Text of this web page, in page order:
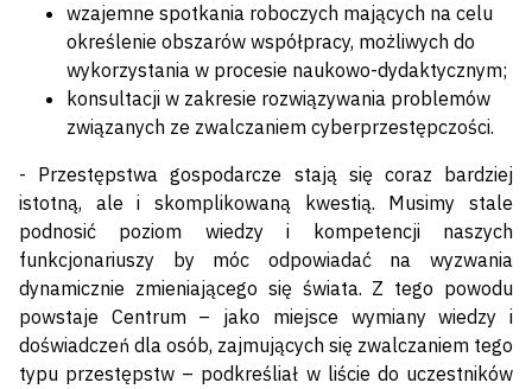
wzajemne spotkania roboczych mających na celu
określenie obszarów współpracy, możliwych do
wykorzystania w procesie naukowo-dydaktycznym;
konsultacji w zakresie rozwiązywania problemów
związanych ze zwalczaniem cyberprzestępczości.
- Przestępstwa gospodarcze stają się coraz bardziej
istotną, ale i skomplikowaną kwestią. Musimy stale
podnosić poziom wiedzy i kompetencji naszych
funkcjonariuszy by móc odpowiadać na wyzwania
dynamicznie zmieniającego się świata. Z tego powodu
powstaje Centrum – jako miejsce wymiany wiedzy i
doświadczeń dla osób, zajmujących się zwalczaniem tego
typu przestępstw – podkreśliał w liście do uczestników